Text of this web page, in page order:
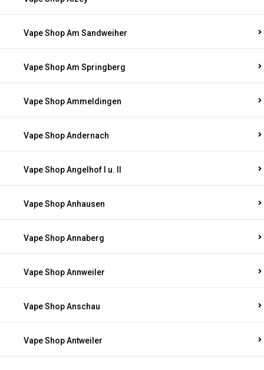
Vape Shop Am Sandweiher
Vape Shop Am Springberg
Vape Shop Ammeldingen
Vape Shop Andernach
Vape Shop Angelhof I u. II
Vape Shop Anhausen
Vape Shop Annaberg
Vape Shop Annweiler
Vape Shop Anschau
Vape Shop Antweiler